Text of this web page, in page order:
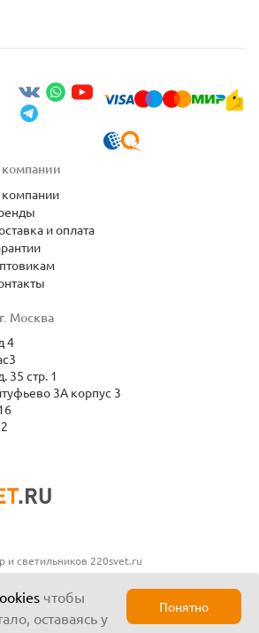
и светильников 220svet.ru
Москва
4
35 стр. 1
3А корпус 3
и оплата
чтобы
оставаясь у
Понятно